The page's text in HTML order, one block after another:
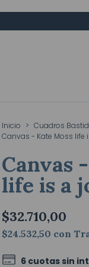
Inicio > Cuadros
Canvas - Kate Moss life
Canvas
life is a
$32.710,00
$24.532,50 con
6 cuotas sin